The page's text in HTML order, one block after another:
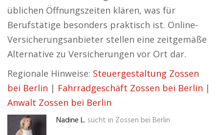
üblichen Öffnungszeiten klären, was für
Berufstätige besonders praktisch ist. Online-
Versicherungsanbieter stellen eine zeitgemäße
Alternative zu Versicherungen vor Ort dar.
Regionale Hinweise: Steuergestaltung Zossen
bei Berlin | Fahrradgeschäft Zossen bei Berlin |
Anwalt Zossen bei Berlin
Nadine L. sucht in Zossen bei Berlin